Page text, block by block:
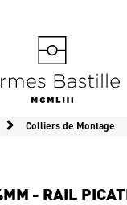
Colliers de Montage
- RAIL